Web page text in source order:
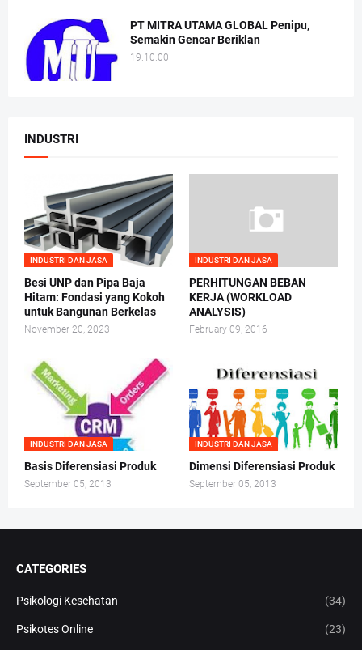
PT MITRA UTAMA GLOBAL Penipu,
Semakin Gencar Beriklan
19.10.00
INDUSTRI
INDUSTRI DAN JASA
Besi UNP dan Pipa Baja
Hitam: Fondasi yang Kokoh
untuk Bangunan Berkelas
November 20, 2023
INDUSTRI DAN JASA
PERHITUNGAN BEBAN
KERJA (WORKLOAD
ANALYSIS)
February 09, 2016
INDUSTRI DAN JASA
Basis Diferensiasi Produk
September 05, 2013
INDUSTRI DAN JASA
Dimensi Diferensiasi Produk
September 05, 2013
CATEGORIES
Psikologi Kesehatan (34)
Psikotes Online (23)